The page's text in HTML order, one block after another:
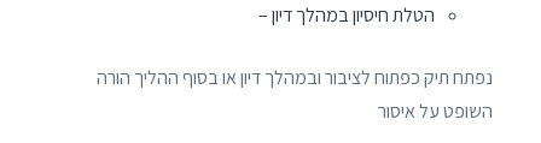
הטלת חיסיון במהלך דיון –
נפתח תיק כפתוח לציבור ובמהלך דיון או בסוף ההליך הורה
השופט על איסור